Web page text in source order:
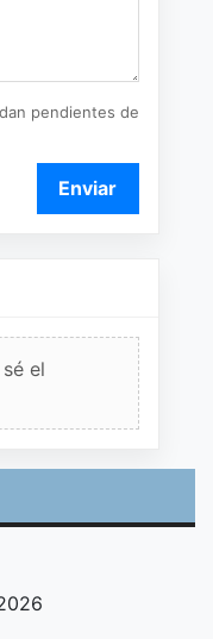
pendientes de
Enviar
el